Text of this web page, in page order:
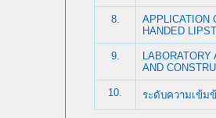
8.
APPLICATION
HANDED
9.
AND
10. ระดับความเข้ม